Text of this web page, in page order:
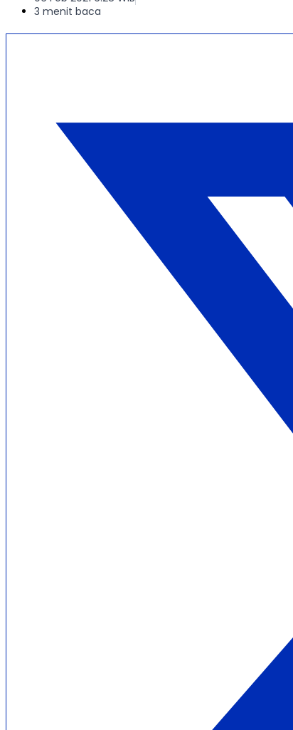
3 menit baca